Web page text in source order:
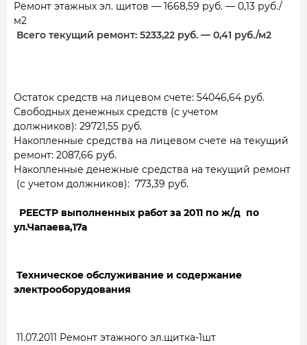
Ремонт этажных эл. щитов — 1668,59 руб. — 0,13 руб./
м2
Всего текущий ремонт: 5233,22 руб. — 0,41 руб./м2
Остаток средств на лицевом счете: 54046,64 руб.
Свободных денежных средств (с учетом
должников): 29721,55 руб.
Накопленные средства на лицевом счете на текущий
ремонт: 2087,66 руб.
Накопленные денежные средства на текущий ремонт
(с учетом должников): 773,39 руб.
РЕЕСТР выполненных работ за 2011 по ж/д по
ул.Чапаева,17а
Техническое обслуживание и содержание
электрооборудования
11.07.2011 Ремонт этажного эл.щитка-1шт